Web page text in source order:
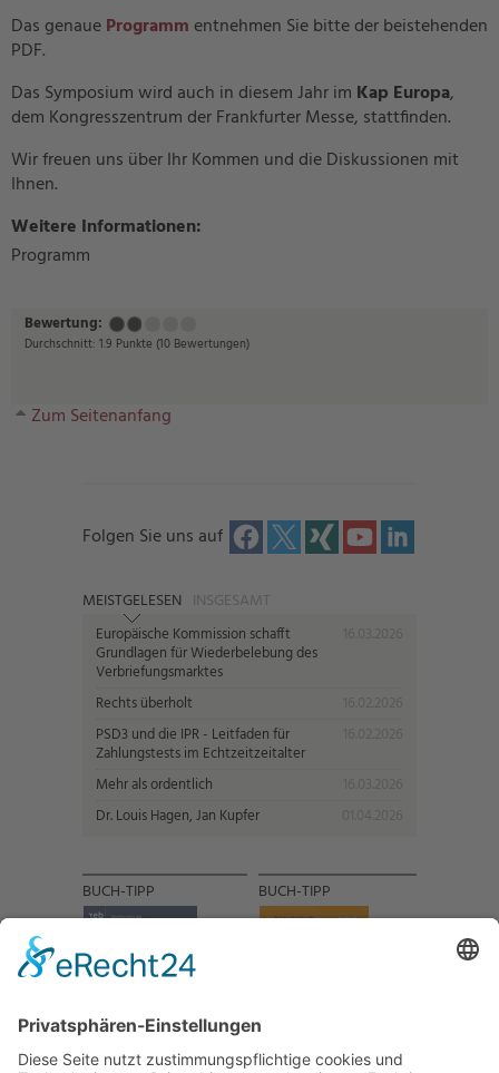
Das genaueProgramm entnehmen Sie bitte der beistehenden
PDF.
Das Symposium wird auch in diesem Jahr im Kap Europa,
dem Kongresszentrum der Frankfurter Messe, stattfinden.
Wir freuen uns über Ihr Kommen und die Diskussionen mit
Ihnen.
Weitere Informationen:
Programm
Bewertung: Mangelhaft
gut
Durchschnitt: 1.9 Punkte (10 Bewertungen)
Zum Seitenanfang
Folgen Sie uns auf
MEISTGELESEN INSGESAMT
Europäische Kommission schafft
Grundlagen für Wiederbelebung des
Verbriefungsmarktes
Rechts überholt
PSD3 und die IPR - Leitfaden für
Zahlungstests im Echtzeitzeitalter
Mehr als ordentlich
Dr. Louis Hagen, Jan Kupfer
BUCH-TIPP BUCH-TIPP